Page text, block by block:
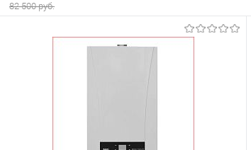
82 500 руб.
В корзину